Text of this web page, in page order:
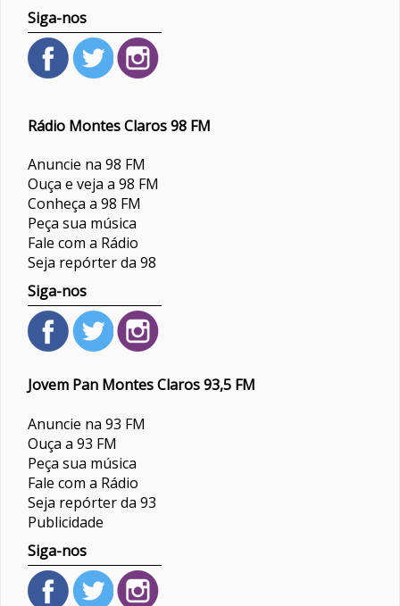
Siga-nos
Rádio Montes Claros 98 FM
Anuncie na 98 FM
Ouça e veja a 98 FM
Conheça a 98 FM
Peça sua música
Fale com a Rádio
Seja repórter da 98
Siga-nos
Jovem Pan Montes Claros 93,5 FM
Anuncie na 93 FM
Ouça a 93 FM
Peça sua música
Fale com a Rádio
Seja repórter da 93
Publicidade
Siga-nos